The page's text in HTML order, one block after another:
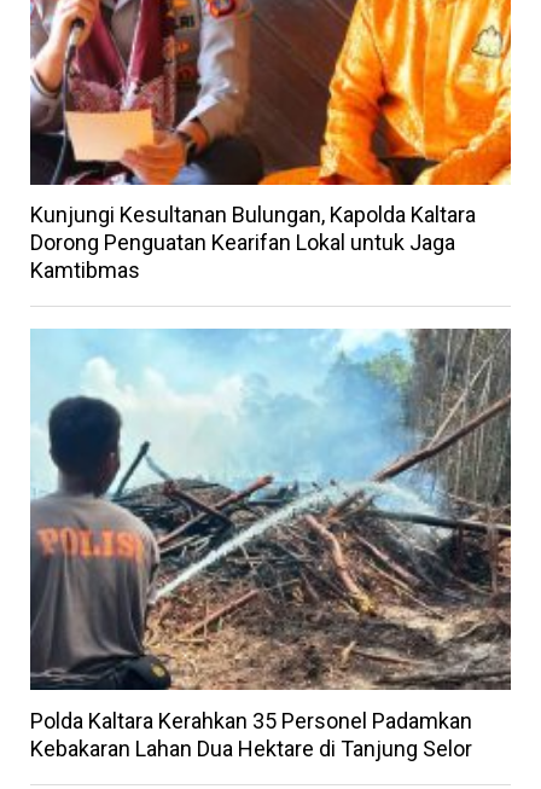
Kunjungi Kesultanan Bulungan, Kapolda Kaltara
Dorong Penguatan Kearifan Lokal untuk Jaga
Kamtibmas
Polda Kaltara Kerahkan 35 Personel Padamkan
Kebakaran Lahan Dua Hektare di Tanjung Selor